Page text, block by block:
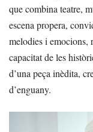
que combina teatre,
escena propera,
melodies i emocions,
capacitat de les
d’una peça inèdita,
d’enguany.